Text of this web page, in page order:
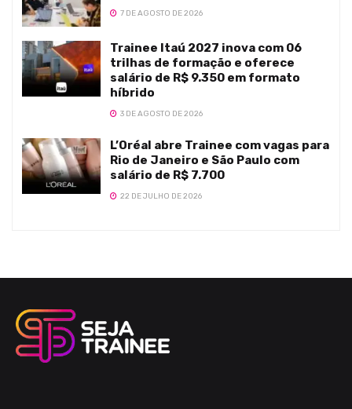
7 DE AGOSTO DE 2026
Trainee Itaú 2027 inova com 06
trilhas de formação e oferece
salário de R$ 9.350 em formato
híbrido
3 DE AGOSTO DE 2026
L’Oréal abre Trainee com vagas para
Rio de Janeiro e São Paulo com
salário de R$ 7.700
22 DE JULHO DE 2026